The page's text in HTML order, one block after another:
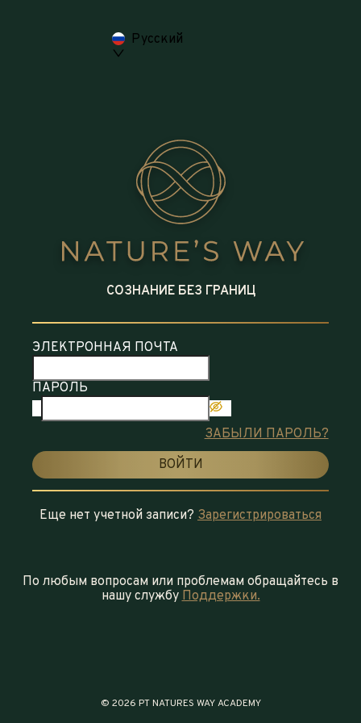
Русский
СОЗНАНИЕ БЕЗ ГРАНИЦ
ЭЛЕКТРОННАЯ ПОЧТА
ПАРОЛЬ
ЗАБЫЛИ ПАРОЛЬ?
ВОЙТИ
Еще нет учетной записи? Зарегистрироваться
По любым вопросам или проблемам обращайтесь в
нашу службу Поддержки.
© 2026 PT NATURES WAY ACADEMY